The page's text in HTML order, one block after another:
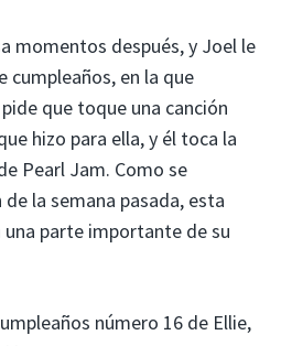
momentos después, y Joel le
cumpleaños, en la que
que toque una canción
hizo para ella, y él toca la
Pearl Jam. Como se
la semana pasada, esta
una parte importante de su
número 16 de Ellie,